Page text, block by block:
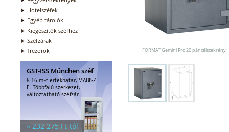
Hotelszéfek
Egyéb tárolók
Kiegészítők széfhez
Széfzárak
Trezorok
GST-ISS München széf
8-16 mFt értékhatár, MABISZ
E. Többfalú szerkezet,
változtatható széfzár.
» 232 275 Ft-tól
FORMAT Gemini Pro 20 páncélszekrény